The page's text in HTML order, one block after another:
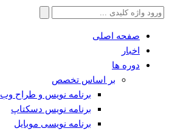
جستجو
صفحه اصلی
اخبار
دوره ها
بر اساس تخصص
برنامه نویس و طراح وب
برنامه نویس دسکتاپ
برنامه نویسی موبایل